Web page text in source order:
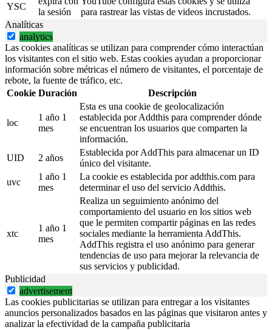
YSC
la sesión
para rastrear las vistas de videos incrustados.
Analíticas
analytics
Las cookies analíticas se utilizan para comprender cómo interactúan
los visitantes con el sitio web. Estas cookies ayudan a proporcionar
información sobre métricas el número de visitantes, el porcentaje de
rebote, la fuente de tráfico, etc.
Cookie Duración Descripción
loc
1 año 1
mes
Esta es una cookie de geolocalización
establecida por Addthis para comprender dónde
se encuentran los usuarios que comparten la
información.
UID
2 años
Establecida por AddThis para almacenar un ID
único del visitante.
uvc
1 año 1
mes
La cookie es establecida por addthis.com para
determinar el uso del servicio Addthis.
xtc
1 año 1
mes
Realiza un seguimiento anónimo del
comportamiento del usuario en los sitios web
que le permiten compartir páginas en las redes
sociales mediante la herramienta AddThis.
AddThis registra el uso anónimo para generar
tendencias de uso para mejorar la relevancia de
sus servicios y publicidad.
Publicidad
advertisement
Las cookies publicitarias se utilizan para entregar a los visitantes
anuncios personalizados basados en las páginas que visitaron antes y
analizar la efectividad de la campaña publicitaria